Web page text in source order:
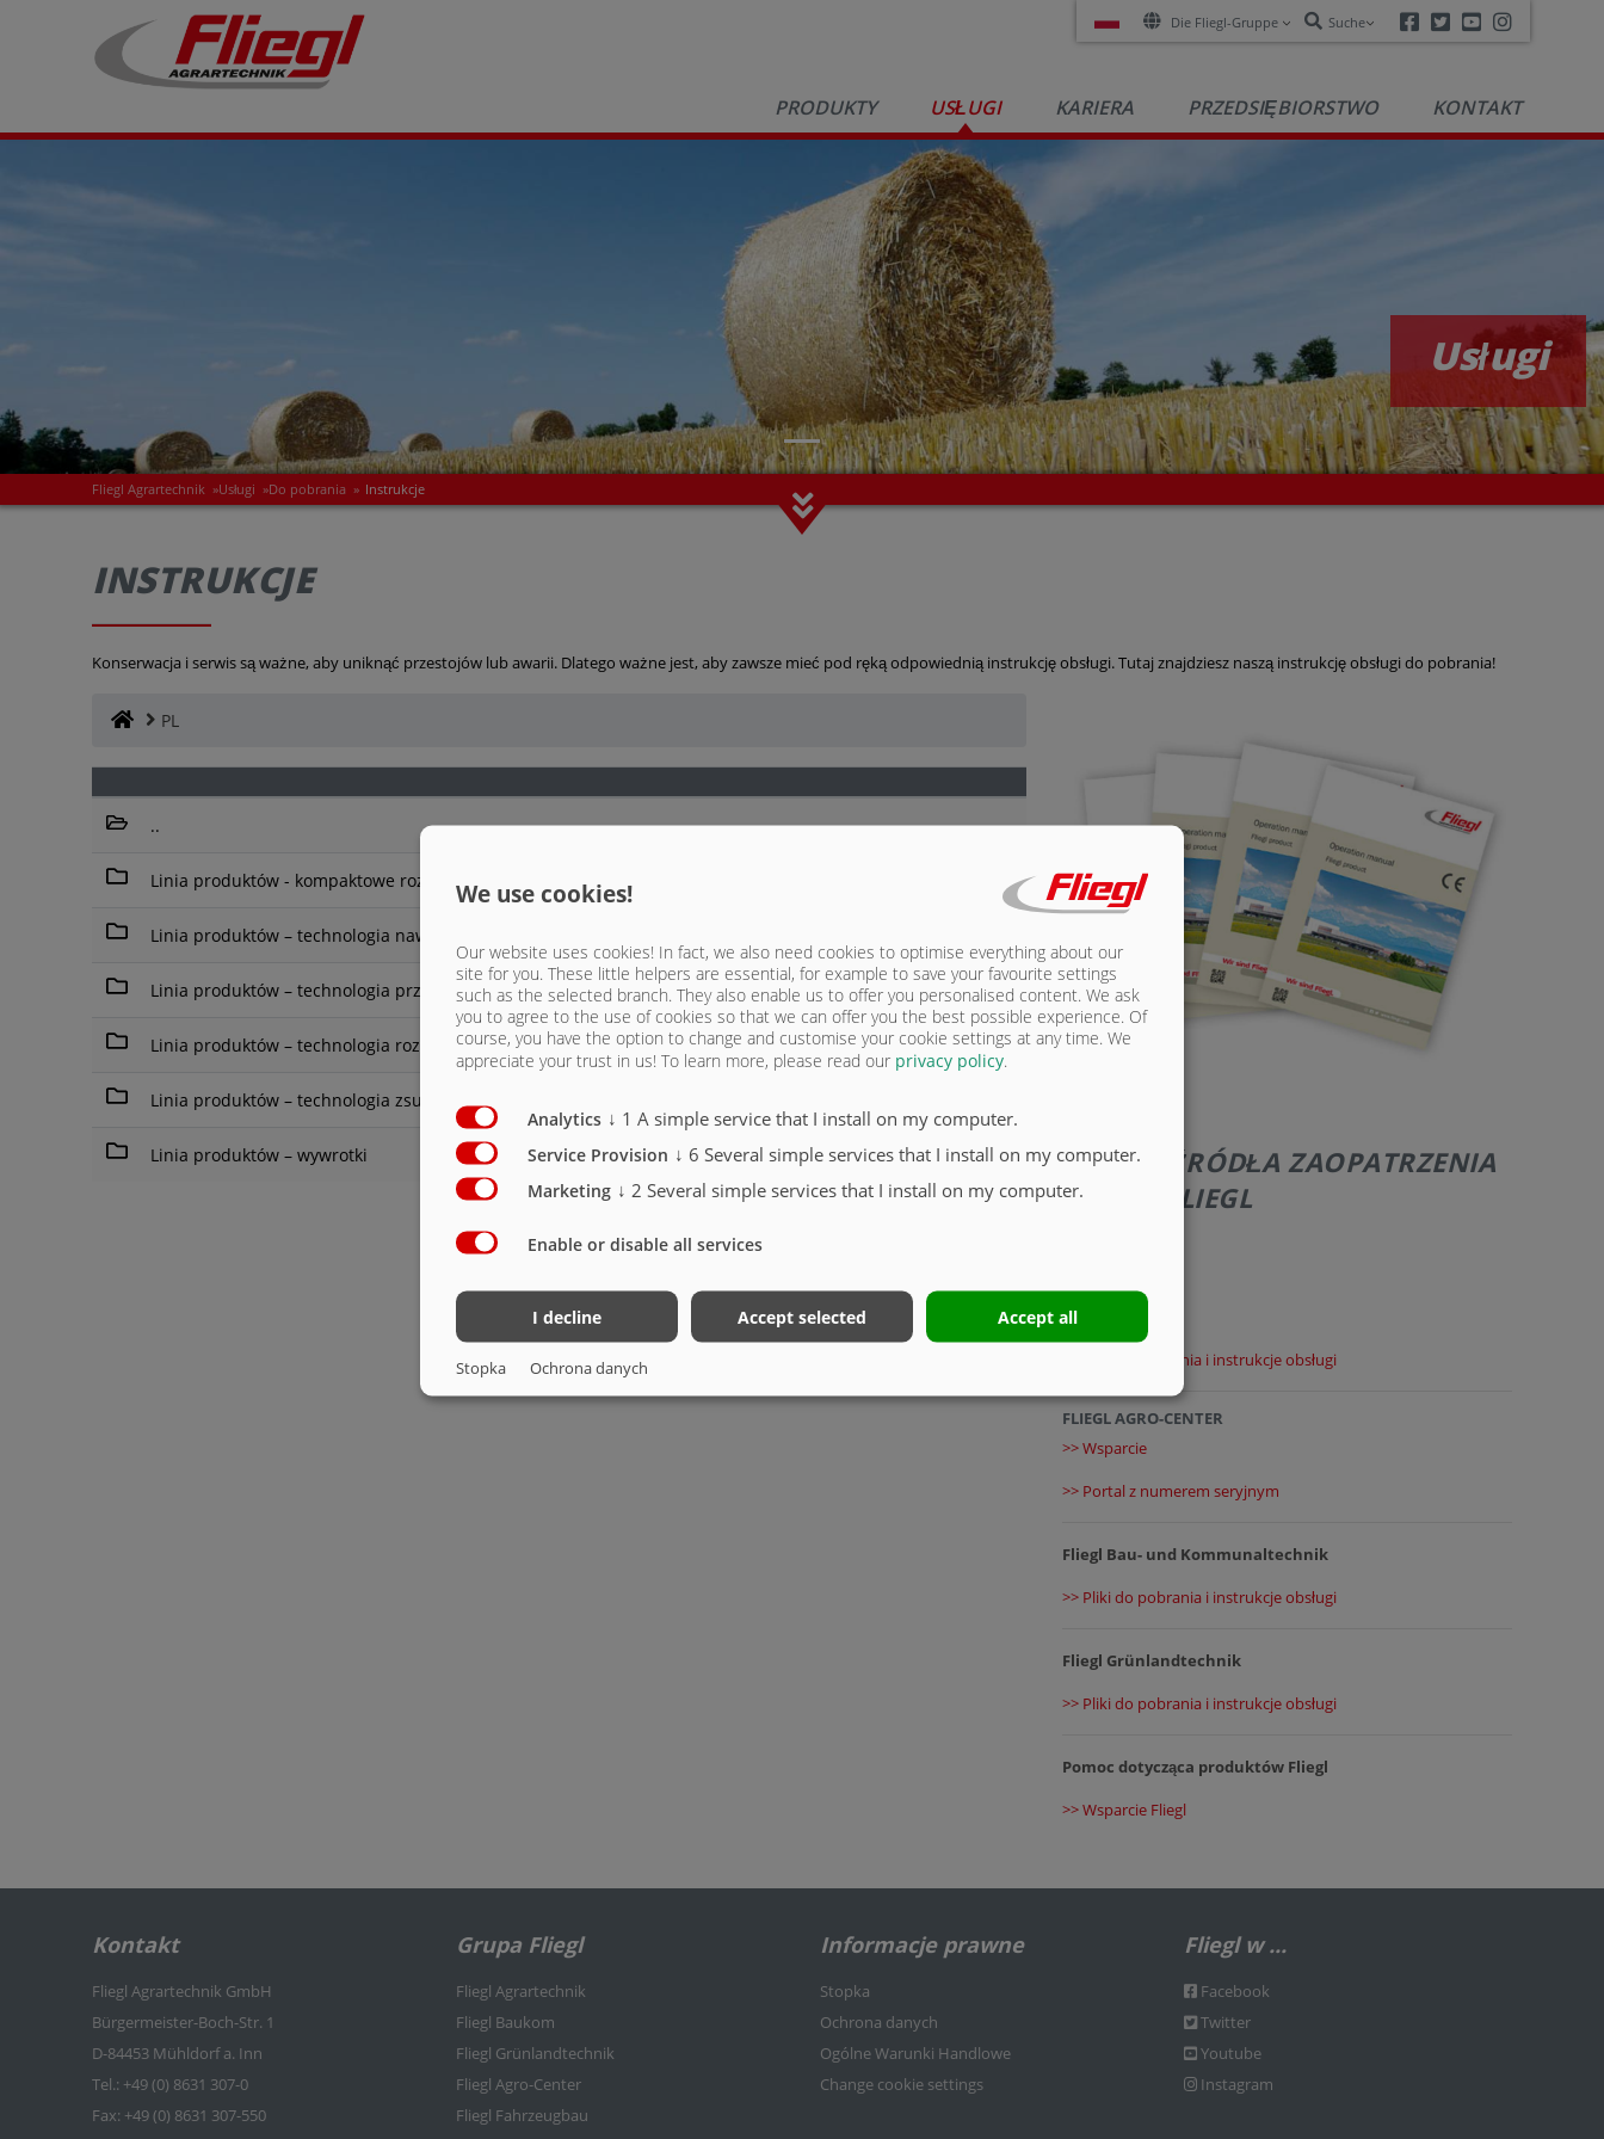
Die Fliegl-Gruppe Suche Facebook
TwitterYoutube
PRODUKTY USŁUGI KARIERA PRZEDSIĘBIORSTWO KONTAKT
Usługi
Fliegl Agrartechnik »Usługi »Do pobrania » Instrukcje
INSTRUKCJE
Konserwacja i serwis są ważne, aby uniknąć przestojów lub awarii. Dlatego ważne jest, aby zawsze mieć pod ręką odpowiednią instrukcję obsługi. Tutaj znajdziesz naszą instrukcję obsługi do pobrania!
PL
..
Linia produktów - kompaktowe rozwiązania transportowe
Linia produktów – technologia nawożenia gnojowicą
Linia produktów – technologia przeładunkowa
Linia produktów – technologia rozrzucania
Linia produktów – technologia zsuwania
Linia produktów – wywrotki
DALSZE ŹRÓDŁA ZAOPATRZENIA
GRUPY FLIEGL
FLIEGL TRAILER
>> Pliki do pobrania i instrukcje obsługi
FLIEGL AGRO-CENTER
>> Wsparcie
>> Portal z numerem seryjnym
Fliegl Bau- und Kommunaltechnik
>> Pliki do pobrania i instrukcje obsługi
Fliegl Grünlandtechnik
>> Pliki do pobrania i instrukcje obsługi
Pomoc dotycząca produktów Fliegl
>> Wsparcie Fliegl
Kontakt
Fliegl Agrartechnik GmbH
Bürgermeister-Boch-Str. 1
D-84453 Mühldorf a. Inn
Tel.: +49 (0) 8631 307-0
Fax: +49 (0) 8631 307-550
Grupa Fliegl
Fliegl Agrartechnik
Fliegl Baukom
Fliegl Grünlandtechnik
Fliegl Agro-Center
Fliegl Fahrzeugbau
Informacje prawne
Stopka
Ochrona danych
Ogólne Warunki Handlowe
Change cookie settings
Fliegl w ...
Facebook
Twitter
Youtube
Instagram
We use cookies!
Our website uses cookies! In fact, we also need cookies to optimise everything about our
site for you. These little helpers are essential, for example to save your favourite settings
such as the selected branch. They also enable us to offer you personalised content. We ask
you to agree to the use of cookies so that we can offer you the best possible experience. Of
course, you have the option to change and customise your cookie settings at any time. We
appreciate your trust in us! To learn more, please read our privacy policy.
Analytics ↓ 1 A simple service that I install on my computer.
Service Provision ↓ 6 Several simple services that I install on my computer.
Marketing ↓ 2 Several simple services that I install on my computer.
Enable or disable all services
I decline Accept selected Accept all
Stopka Ochrona danych